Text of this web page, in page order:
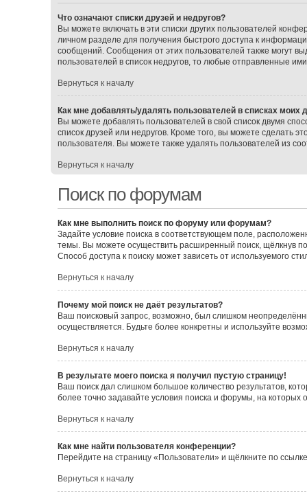
Что означают списки друзей и недругов?
Вы можете включать в эти списки других пользователей
личном разделе для получения быстрого доступа к
сообщений. Сообщения от этих пользователей также могут
пользователей в список недругов, то любые отправленные
Вернуться к началу
Как мне добавлять/удалять пользователей в списках моих
Вы можете добавлять пользователей в свой список двумя
список друзей или недругов. Кроме того, вы можете сделать
пользователя. Вы можете также удалять пользователей из
Вернуться к началу
Поиск по форумам
Как мне выполнить поиск по форуму или форумам?
Задайте условие поиска в соответствующем поле,
темы. Вы можете осуществить расширенный поиск, щёлкнув
Способ доступа к поиску может зависеть от используемого
Вернуться к началу
Почему мой поиск не даёт результатов?
Ваш поисковый запрос, возможно, был слишком
осуществляется. Будьте более конкретны и используйте
Вернуться к началу
В результате моего поиска я получил пустую страницу!
Ваш поиск дал слишком большое количество результатов,
более точно задавайте условия поиска и форумы, на которых
Вернуться к началу
Как мне найти пользователя конференции?
Перейдите на страницу «Пользователи» и щёлкните по
Вернуться к началу